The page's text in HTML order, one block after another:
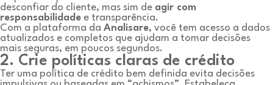
desconfiar do cliente, mas sim de agir com
responsabilidade e transparência.
Com a plataforma da Analisare, você tem acesso a dados
atualizados e completos que ajudam a tomar decisões
mais seguras, em poucos segundos.
2. Crie políticas claras de crédito
Ter uma política de crédito bem definida evita decisões